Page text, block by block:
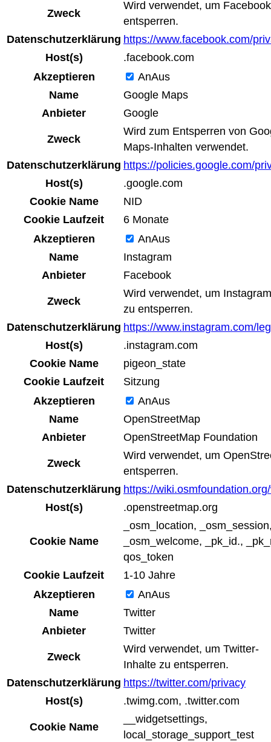
Zweck
Wird verwendet, um
entsperren.
Datenschutzerklärung https://www.facebook.com/
Host(s)
.facebook.com
Akzeptieren
AnAus
Name
Google Maps
Anbieter
Google
Zweck
Wird zum Entsperren von
Maps-Inhalten verwendet.
Datenschutzerklärung https://policies.google.com/
Host(s)
.google.com
Cookie Name
NID
Cookie Laufzeit
6 Monate
Akzeptieren
AnAus
Name
Instagram
Anbieter
Facebook
Zweck
Wird verwendet, um
zu entsperren.
Datenschutzerklärung https://www.instagram.com/
Host(s)
.instagram.com
Cookie Name
pigeon_state
Cookie Laufzeit
Sitzung
Akzeptieren
AnAus
Name
OpenStreetMap
Anbieter
OpenStreetMap Foundation
Zweck
Wird verwendet, um
entsperren.
Datenschutzerklärung https://
Host(s)
.openstreetmap.org
Cookie Name
_osm_location,
_osm_welcome, _pk_id.,
qos_token
Cookie Laufzeit
1-10 Jahre
Akzeptieren
AnAus
Name
Twitter
Anbieter
Twitter
Zweck
Wird verwendet, um Twitter-
Inhalte zu entsperren.
Datenschutzerklärung https://twitter.com/privacy
Host(s)
.twimg.com, .twitter.com
Cookie Name
__widgetsettings,
local_storage_support_test